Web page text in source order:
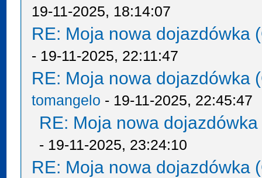
19-11-2025, 18:14:07
RE: Moja nowa dojazdówka
- 19-11-2025, 22:11:47
RE: Moja nowa dojazdówka
tomangelo - 19-11-2025, 22:45:47
RE: Moja nowa
- 19-11-2025, 23:24:10
RE: Moja nowa dojazdówka